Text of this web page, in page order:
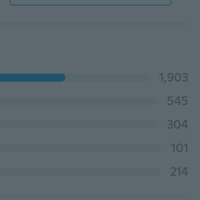
1,903
545
304
101
214